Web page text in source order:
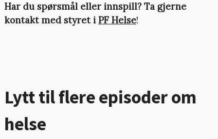
Har du spørsmål eller innspill? Ta gjerne
kontakt med styret i PF Helse!
Lytt til flere episoder om
helse